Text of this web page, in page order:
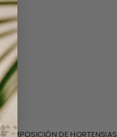
COMPOSICIÓN DE HORTENSIAS